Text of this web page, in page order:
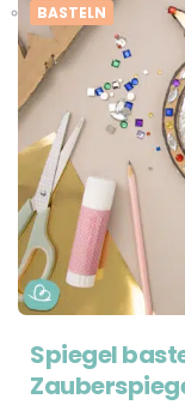
BASTELN
Spiegel